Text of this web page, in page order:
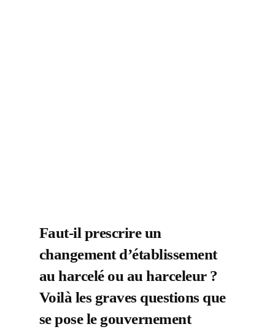
Faut-il prescrire un
changement d’établissement
au harcelé ou au harceleur ?
Voilà les graves questions que
se pose le gouvernement